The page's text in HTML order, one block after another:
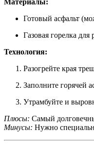
Готовый асфальт
Газовая горелка для
Технология:
Разогрейте края
Заполните горячей
Утрамбуйте и
Плюсы: Самый
Минусы: Нужно